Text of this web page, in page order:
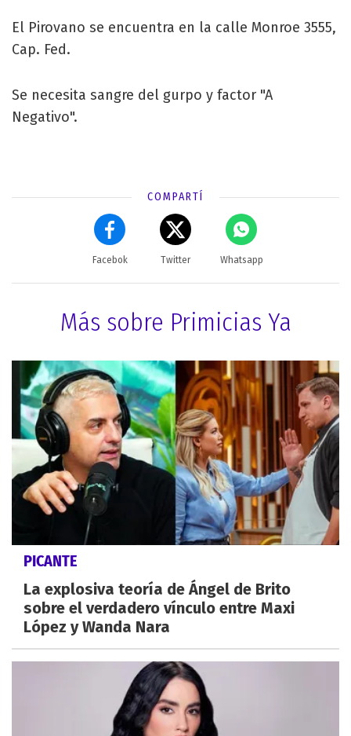
El Pirovano se encuentra en la calle Monroe 3555,
Cap. Fed.
Se necesita sangre del gurpo y factor "A
Negativo".
COMPARTÍ
Facebok Twitter Whatsapp
Más sobre Primicias Ya
PICANTE
La explosiva teoría de Ángel de Brito
sobre el verdadero vínculo entre Maxi
López y Wanda Nara